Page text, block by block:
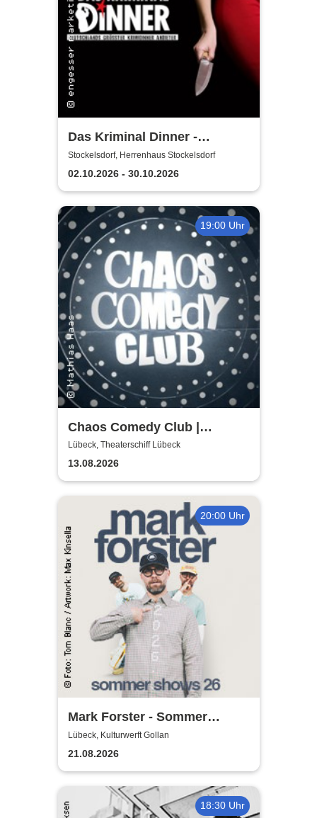
Das Kriminal Dinner -
Krimidinner: Ein
Behördenmord
Stockelsdorf, Herrenhaus Stockelsdorf
02.10.2026 - 30.10.2026
19:00 Uhr
Chaos Comedy Club |
Theaterschiff Lübeck
Lübeck, Theaterschiff Lübeck
13.08.2026
20:00 Uhr
Mark Forster - Sommer
Shows 2026
Lübeck, Kulturwerft Gollan
21.08.2026
18:30 Uhr